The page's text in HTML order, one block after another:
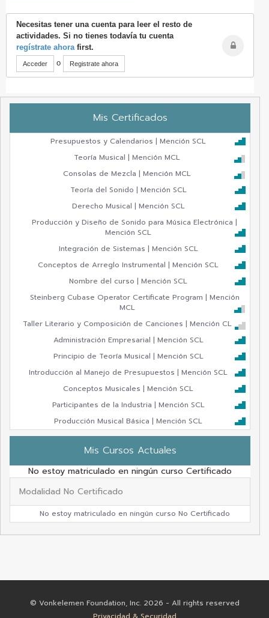
Necesitas tener una cuenta para leer el resto de
actividades. Si no tienes todavía tu cuenta
regístrate ahorafirst.
Acceder o Registrate ahora
Mis Certificados
Presupuestos y Calendarios | Mención SCL
Teoría Musical | Mención MCL
Consolas de Mezcla | Mención MCL
Teoría del Sonido | Mención SCL
Derecho Musical | Mención SCL
Producción y Diseño de Sonido para Música Electrónica |
Mención SCL
Integración de Sistemas | Mención SCL
Conceptos de Arreglo Instrumental | Mención SCL
Nombre del curso | Mención SCL
Steinberg Cubase Operator Certificate Program | Mención
MCL
Taller Literario y Composición de Canciones | Mención CL
Administración Empresarial | Mención SCL
Principio de Teoría Musical | Mención SCL
Introducción al Manejo de Presupuestos | Mención SCL
Conceptos Musicales | Mención SCL
Participantes de la Industria | Mención SCL
Producción Musical Básica | Mención SCL
Mis Cursos Actuales
No estoy matriculado en ningún curso Certificado
Modalidad No Certificado
No estoy matriculado en ningún curso No Certificado
© Vonkelemen Foundation, Inc. 2026 - All rights reserved